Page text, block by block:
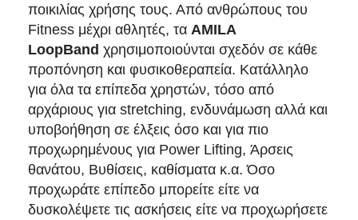
ποικιλίας χρήσης τους. Από ανθρώπους του
Fitness μέχρι αθλητές, τα AMILA
LoopBand χρησιμοποιούνται σχεδόν σε κάθε
προπόνηση και φυσικοθεραπεία. Κατάλληλο
για όλα τα επίπεδα χρηστών, τόσο από
αρχάριους για stretching, ενδυνάμωση αλλά και
υποβοήθηση σε έλξεις όσο και για πιο
προχωρημένους για Power Lifting, Άρσεις
θανάτου, Βυθίσεις, καθίσματα κ.α. Όσο
προχωράτε επίπεδο μπορείτε είτε να
δυσκολέψετε τις ασκήσεις είτε να προχωρήσετε